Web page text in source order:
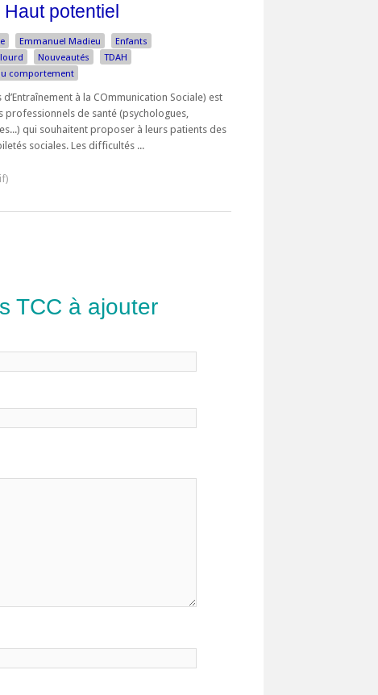
potentiel
Emmanuel Madieu
Enfants
Nouveautés
TDAH
comportement
à la COmmunication Sociale) est
de santé (psychologues,
qui souhaitent proposer à leurs patients des
sociales. Les difficultés ...
TCC à ajouter